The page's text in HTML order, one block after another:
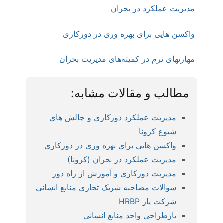
مدیریت عملکرد در بحران
واکسن هایی برای بهره وری در دورکاری
مهارتهای نرم در کمیته‌های مدیریت بحران
مطالب و مقالات مشابه:
مدیریت عملکرد دورکاری و چالش های
شیوع کرونا
واکسن هایی برای بهره وری در دورکاری
مدیریت عملکرد در بحران (کرونا)
مدیریت دورکاری و آموزش از راه دور
سوالات مصاحبه شریک تجاری منابع انسانی
شرکت یار HRBP
بازطراحی واحد منابع انسانی